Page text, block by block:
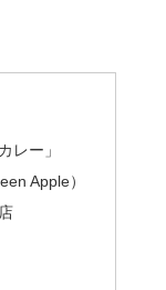
レー」
Apple）